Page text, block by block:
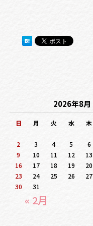
2026年8月
日 月 火 水 木
« 2月
2
3 4 5 6
9
10 11 12 13
16
17 18 19 20
23
24 25 26 27
30
31